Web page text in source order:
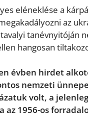
eléneklése a
az
tanévnyitóján
hangosan
évben hirdet
nemzeti
volt, a
az 1956-os